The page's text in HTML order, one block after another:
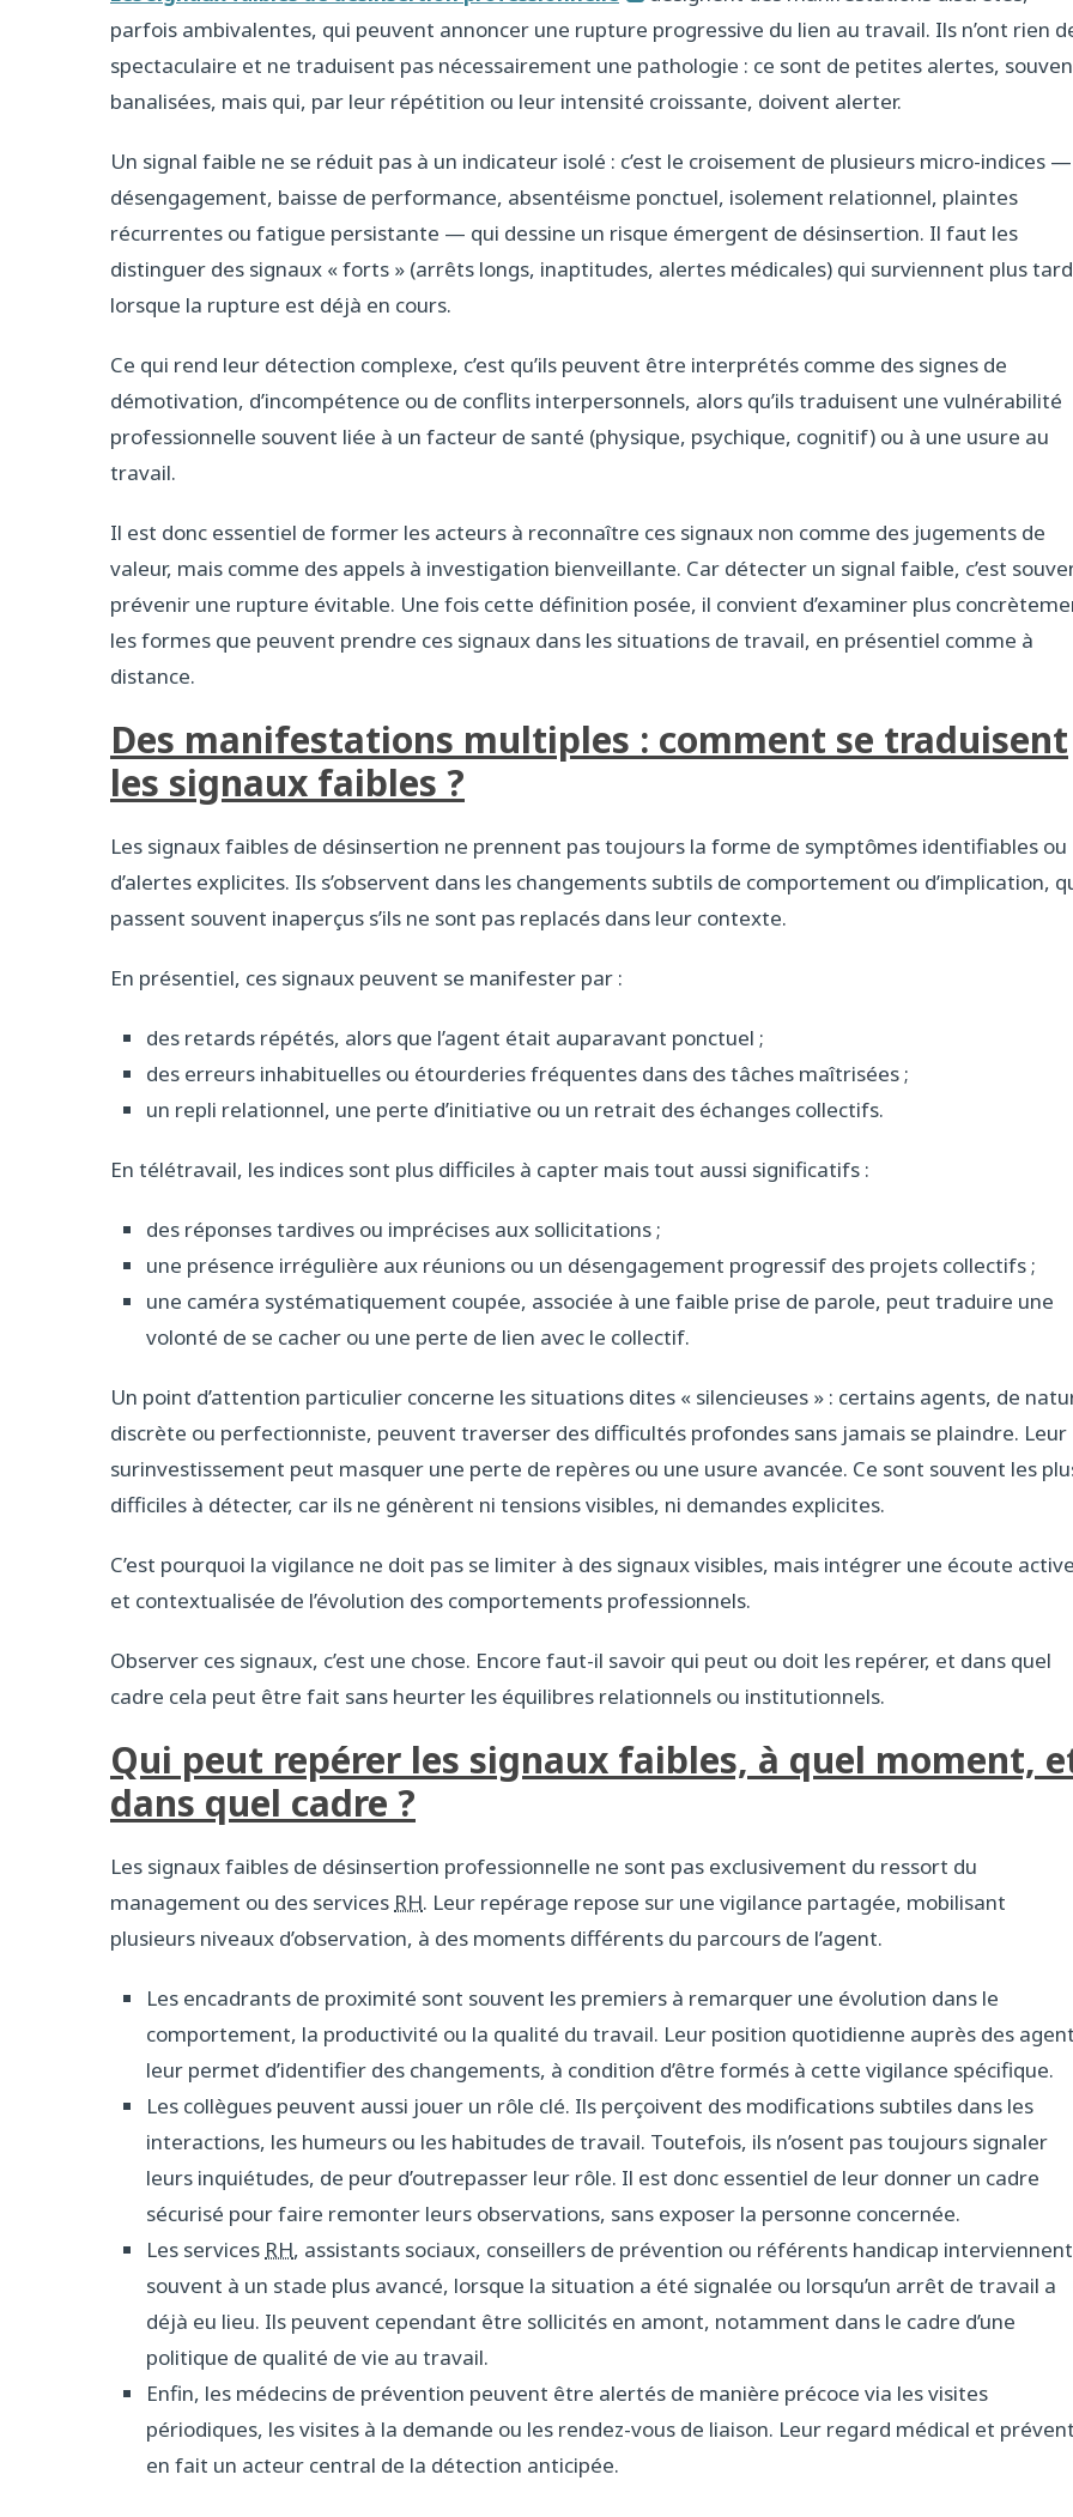
parfois ambivalentes, qui peuvent annoncer une rupture progressive du lien au travail. Ils n’ont rien
spectaculaire et ne traduisent pas nécessairement une pathologie : ce sont de petites alertes,
banalisées, mais qui, par leur répétition ou leur intensité croissante, doivent alerter.
Un signal faible ne se réduit pas à un indicateur isolé : c’est le croisement de plusieurs micro-indices —
désengagement, baisse de performance, absentéisme ponctuel, isolement relationnel, plaintes
récurrentes ou fatigue persistante — qui dessine un risque émergent de désinsertion. Il faut les
distinguer des signaux « forts » (arrêts longs, inaptitudes, alertes médicales) qui surviennent plus
lorsque la rupture est déjà en cours.
Ce qui rend leur détection complexe, c’est qu’ils peuvent être interprétés comme des signes de
démotivation, d’incompétence ou de conflits interpersonnels, alors qu’ils traduisent une vulnérabilité
professionnelle souvent liée à un facteur de santé (physique, psychique, cognitif) ou à une usure au
travail.
Il est donc essentiel de former les acteurs à reconnaître ces signaux non comme des jugements de
valeur, mais comme des appels à investigation bienveillante. Car détecter un signal faible, c’est
prévenir une rupture évitable. Une fois cette définition posée, il convient d’examiner plus
les formes que peuvent prendre ces signaux dans les situations de travail, en présentiel comme à
distance.
Des manifestations multiples : comment se traduisent
les signaux faibles ?
Les signaux faibles de désinsertion ne prennent pas toujours la forme de symptômes identifiables ou
d’alertes explicites. Ils s’observent dans les changements subtils de comportement ou d’implication,
passent souvent inaperçus s’ils ne sont pas replacés dans leur contexte.
En présentiel, ces signaux peuvent se manifester par :
des retards répétés, alors que l’agent était auparavant ponctuel ;
des erreurs inhabituelles ou étourderies fréquentes dans des tâches maîtrisées ;
un repli relationnel, une perte d’initiative ou un retrait des échanges collectifs.
En télétravail, les indices sont plus difficiles à capter mais tout aussi significatifs :
des réponses tardives ou imprécises aux sollicitations ;
une présence irrégulière aux réunions ou un désengagement progressif des projets collectifs ;
une caméra systématiquement coupée, associée à une faible prise de parole, peut traduire une
volonté de se cacher ou une perte de lien avec le collectif.
Un point d’attention particulier concerne les situations dites « silencieuses » : certains agents, de
discrète ou perfectionniste, peuvent traverser des difficultés profondes sans jamais se plaindre. Leur
surinvestissement peut masquer une perte de repères ou une usure avancée. Ce sont souvent les
difficiles à détecter, car ils ne génèrent ni tensions visibles, ni demandes explicites.
C’est pourquoi la vigilance ne doit pas se limiter à des signaux visibles, mais intégrer une écoute
et contextualisée de l’évolution des comportements professionnels.
Observer ces signaux, c’est une chose. Encore faut-il savoir qui peut ou doit les repérer, et dans quel
cadre cela peut être fait sans heurter les équilibres relationnels ou institutionnels.
Qui peut repérer les signaux faibles, à quel moment,
dans quel cadre ?
Les signaux faibles de désinsertion professionnelle ne sont pas exclusivement du ressort du
management ou des services RH. Leur repérage repose sur une vigilance partagée, mobilisant
plusieurs niveaux d’observation, à des moments différents du parcours de l’agent.
Les encadrants de proximité sont souvent les premiers à remarquer une évolution dans le
comportement, la productivité ou la qualité du travail. Leur position quotidienne auprès des
leur permet d’identifier des changements, à condition d’être formés à cette vigilance spécifique.
Les collègues peuvent aussi jouer un rôle clé. Ils perçoivent des modifications subtiles dans les
interactions, les humeurs ou les habitudes de travail. Toutefois, ils n’osent pas toujours signaler
leurs inquiétudes, de peur d’outrepasser leur rôle. Il est donc essentiel de leur donner un cadre
sécurisé pour faire remonter leurs observations, sans exposer la personne concernée.
Les services RH, assistants sociaux, conseillers de prévention ou référents handicap interviennent
souvent à un stade plus avancé, lorsque la situation a été signalée ou lorsqu’un arrêt de travail a
déjà eu lieu. Ils peuvent cependant être sollicités en amont, notamment dans le cadre d’une
politique de qualité de vie au travail.
Enfin, les médecins de prévention peuvent être alertés de manière précoce via les visites
périodiques, les visites à la demande ou les rendez-vous de liaison. Leur regard médical et
en fait un acteur central de la détection anticipée.